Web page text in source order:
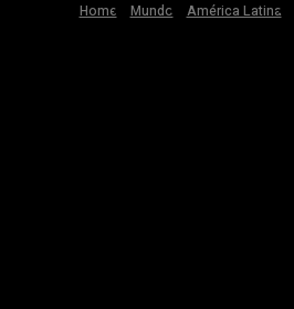
Home
Mundo América Latina